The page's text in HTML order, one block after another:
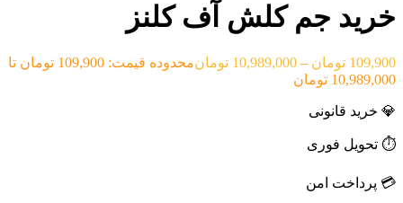
خرید جم کلش آف کلنز
109,900 تومان –
10,989,000 تومان
محدوده قیمت: 109,900 تومان تا
10,989,000 تومان
💎 خرید قانونی
⏱️ تحویل فوری
💳 پرداخت امن